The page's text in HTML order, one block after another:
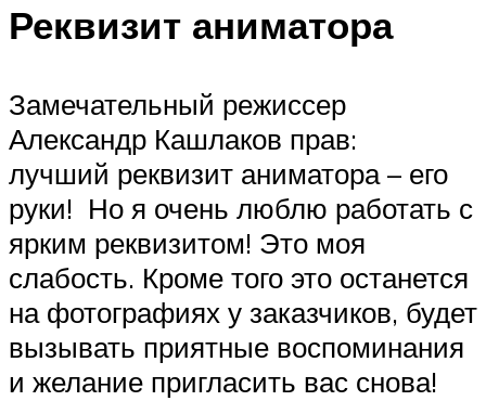
Реквизит аниматора
Замечательный режиссер
Александр Кашлаков прав:
лучший реквизит аниматора – его
руки! Но я очень люблю работать с
ярким реквизитом! Это моя
слабость. Кроме того это останется
на фотографиях у заказчиков, будет
вызывать приятные воспоминания
и желание пригласить вас снова!